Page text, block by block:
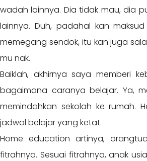
wadah lainnya. Dia tidak mau, dia
lainnya. Duh, padahal kan
memegang sendok, itu kan juga
mu nak.
Baiklah, akhirnya saya memberi
bagaimana caranya belajar. Ya,
memindahkan sekolah ke rumah.
jadwal belajar yang ketat.
Home education artinya,
fitrahnya. Sesuai fitrahnya, anak